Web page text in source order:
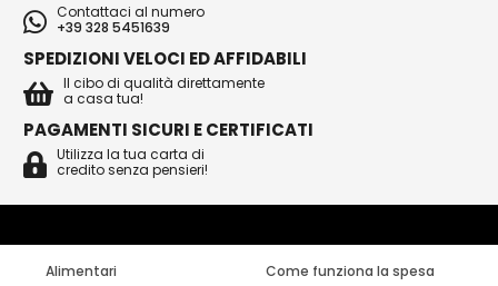
Contattaci al numero
+39 328 5451639
SPEDIZIONI VELOCI ED AFFIDABILI
Il cibo di qualità direttamente
a casa tua!
PAGAMENTI SICURI E CERTIFICATI
Utilizza la tua carta di
credito senza pensieri!
Alimentari
Come funziona la spesa